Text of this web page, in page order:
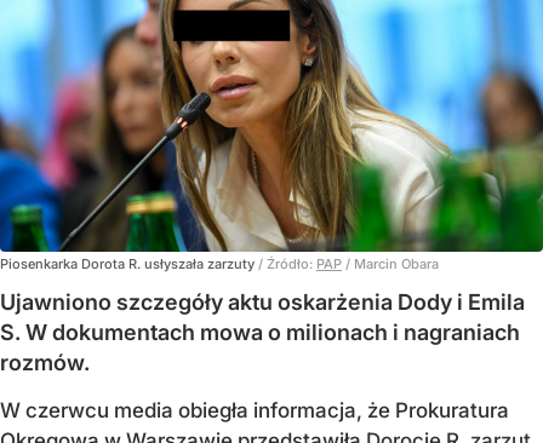
Piosenkarka Dorota R. usłyszała zarzuty / Źródło: PAP / Marcin Obara
Ujawniono szczegóły aktu oskarżenia Dody i Emila
S. W dokumentach mowa o milionach i nagraniach
rozmów.
W czerwcu media obiegła informacja, że Prokuratura